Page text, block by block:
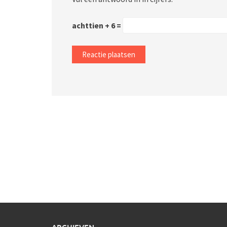
achttien + 6 =